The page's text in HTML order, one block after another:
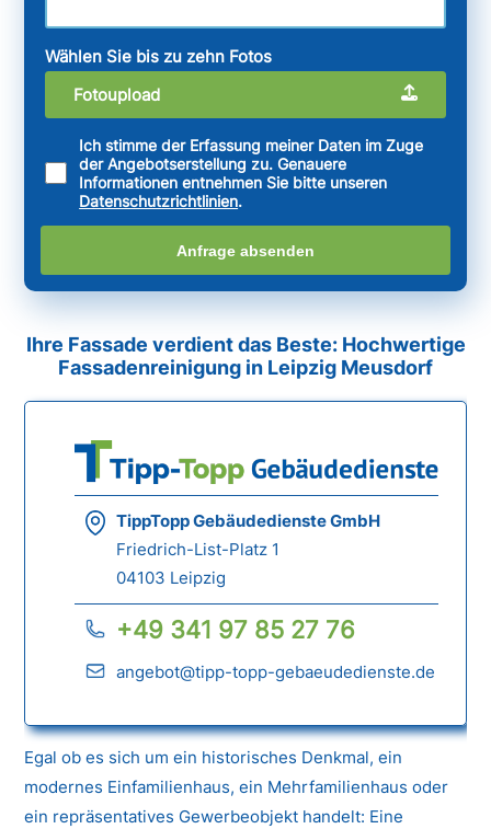
Wählen Sie bis zu zehn Fotos
Fotoupload
Ich stimme der Erfassung meiner Daten im Zuge
der Angebotserstellung zu. Genauere
Informationen entnehmen Sie bitte unseren
Datenschutzrichtlinien.
Anfrage absenden
Ihre Fassade verdient das Beste: Hochwertige
Fassadenreinigung in Leipzig Meusdorf
TippTopp Gebäudedienste GmbH
Friedrich-List-Platz 1
04103 Leipzig
+49 341 97 85 27 76
angebot@tipp-topp-gebaeudedienste.de
Egal ob es sich um ein historisches Denkmal, ein
modernes Einfamilienhaus, ein Mehrfamilienhaus oder
ein repräsentatives Gewerbeobjekt handelt: Eine